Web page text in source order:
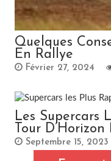
Quelques
En Rallye
Février 27, 2024
Les Supercars
Tour
Septembre 15, 2023